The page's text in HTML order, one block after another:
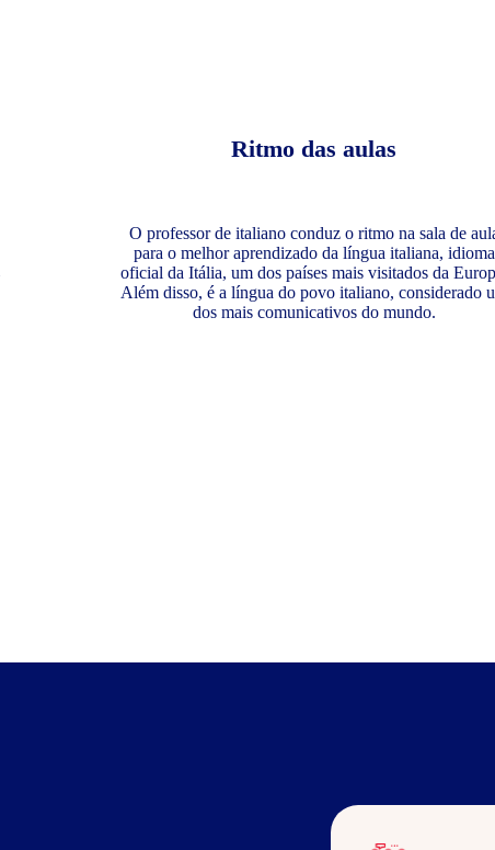
Ritmo das aulas
O professor de italiano conduz o ritmo na sala de
para o melhor aprendizado da língua italiana, idioma
oficial da Itália, um dos países mais visitados da
Além disso, é a língua do povo italiano, considerado
dos mais comunicativos do mundo.